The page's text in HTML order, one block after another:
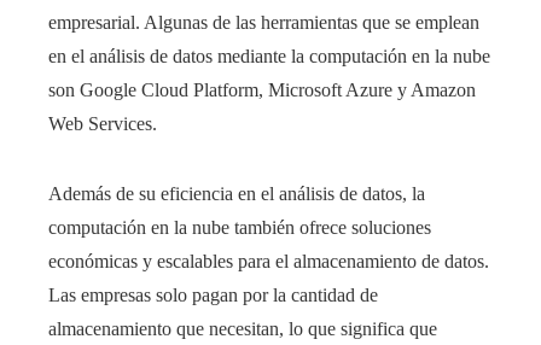
empresarial. Algunas de las herramientas que se emplean
en el análisis de datos mediante la computación en la nube
son Google Cloud Platform, Microsoft Azure y Amazon
Web Services.
Además de su eficiencia en el análisis de datos, la
computación en la nube también ofrece soluciones
económicas y escalables para el almacenamiento de datos.
Las empresas solo pagan por la cantidad de
almacenamiento que necesitan, lo que significa que